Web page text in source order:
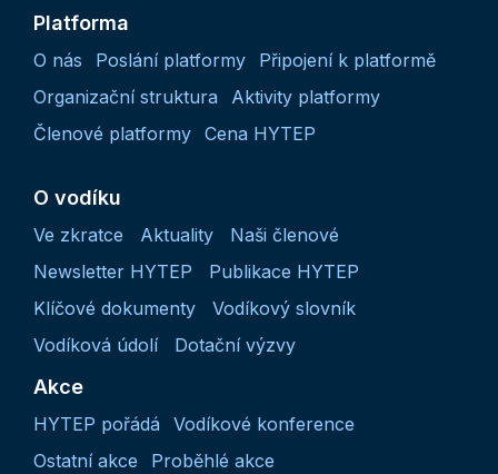
Platforma
O nás Poslání platformy
Připojení k platformě
Organizační struktura
Aktivity platformy
Členové platformy Cena HYTEP
O vodíku
Ve zkratce Aktuality
Naši členové
Newsletter HYTEP
Publikace HYTEP
Klíčové dokumenty
Vodíkový slovník
Vodíková údolí
Dotační výzvy
Akce
HYTEP pořádá
Vodíkové konference
Ostatní akce
Proběhlé akce